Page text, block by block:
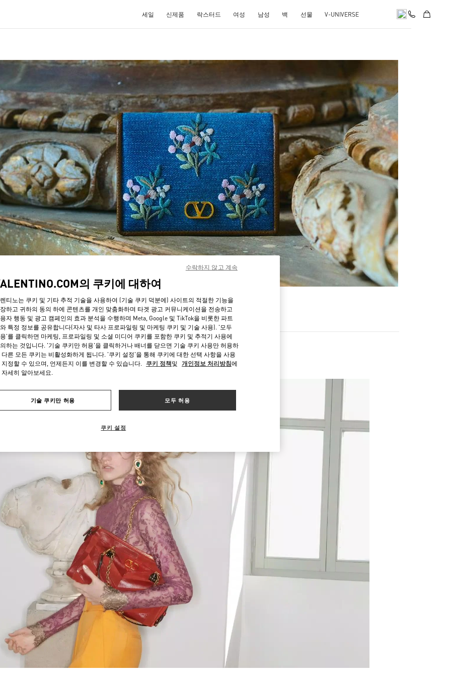
세일 신제품 락스터드 여성 남성 백 선물 V-UNIVERSE
TAB
자세히 보기
Link Opens in New Tab
신제품
의 쿠키에 대하여
티노는 쿠키 및 기타 추적 기술을 사용하여 (기술 쿠키 덕분에) 사이트의 적절한 기능을
하고 귀하의 동의 하에 콘텐츠를 개인 맞춤화하며 타겟 광고 커뮤니케이션을 전송하고
자 행동 및 광고 캠페인의 효과 분석을 수행하며 Meta, Google 및 TikTok을 비롯한 파트
특정 정보를 공유합니다(자사 및 타사 프로파일링 및 마케팅 쿠키 및 기술 사용). '모두
'를 클릭하면 마케팅, 프로파일링 및 소셜 미디어 쿠키를 포함한 쿠키 및 추적기 사용에
하는 것입니다. '기술 쿠키만 허용'을 클릭하거나 배너를 닫으면 기술 쿠키 사용만 허용하
다른 모든 쿠키는 비활성화하게 됩니다. '쿠키 설정'을 통해 쿠키에 대한 선택 사항을 사용
지정할 수 있으며, 언제든지 이를 변경할 수 있습니다. 쿠키 정책및 개인정보 처리방침에
자세히 알아보세요.
기술 쿠키만 허용 모두 허용
쿠키 설정
수락하지 않고 계속